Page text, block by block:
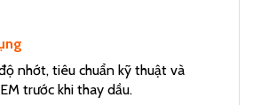
nhớt, tiêu chuẩn kỹ thuật và
trước khi thay dầu.